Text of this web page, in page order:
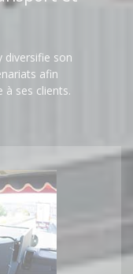
diversifie son
afin
à ses clients.